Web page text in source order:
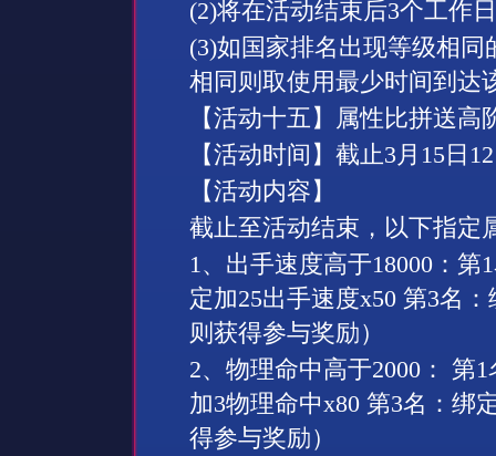
(2)将在活动结束后3个工作
(3)如国家排名出现等级相同
相同则取使用最少时间到达
【活动十五】属性比拼送高
【活动时间】截止3月 15日 12
【活动内容】
截止至活动结束，以下指定
1、 出手速度高于18000：第1
定加25出手速度x50 第3名：
则获得参与奖励）
2、 物理命中高于2000： 第1
加3物理命中x80 第3名：绑
得参与奖励）